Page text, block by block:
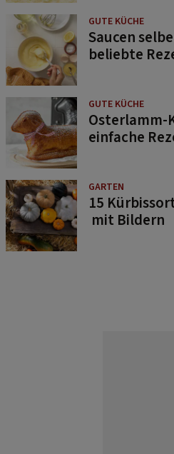
GUTE KÜCHE
Saucen
beliebte
GUTE KÜCHE
Osterlamm-
einfache
GARTEN
15
mit Bildern